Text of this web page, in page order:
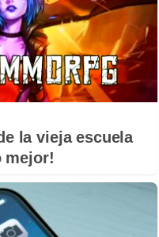
la vieja escuela
mejor!